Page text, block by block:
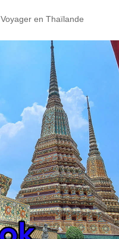
Voyager en Thaïlande